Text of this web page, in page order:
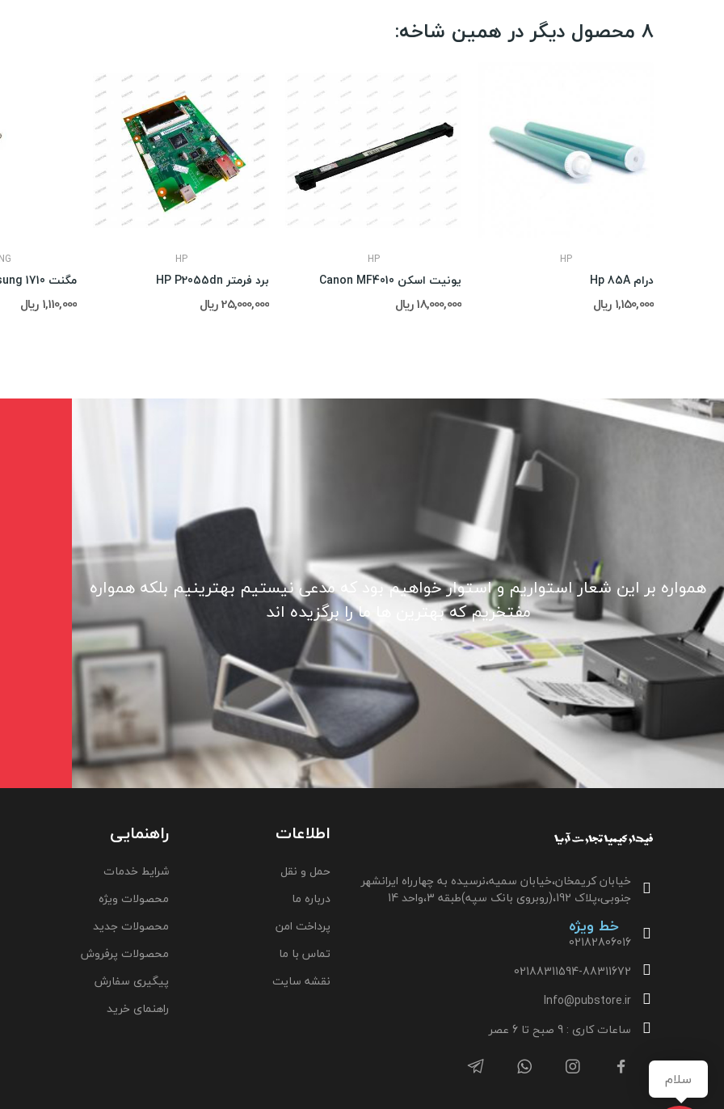
8 محصول دیگر در همین شاخه:
مگنت Samsung 1710
1,110,000 ریال
HP
برد فرمتر HP P2055dn
25,000,000 ریال
HP
یونیت اسکن Canon MF4010
18,000,000 ریال
HP
درام Hp 85A
1,150,000 ریال
همواره بر این شعار استواریم و استوار خواهیم بود که مدعی نیستیم بهترینیم بلکه همواره
مفتخریم که بهترین ها ما را برگزیده اند
خیابان کریمخان،خیابان سمیه،نرسیده به چهارراه ایرانشهر
جنوبی،پلاک 192،(روبروی بانک سپه)طبقه 3،واحد 14
خط ویژه
02182806016
02188311594-88311672
Info@pubstore.ir
ساعات کاری : 9 صبح تا 6 عصر
اطلاعات
حمل و نقل
درباره ما
پرداخت امن
تماس با ما
نقشه سایت
راهنمایی
شرایط خدمات
محصولات ویژه
محصولات جدید
محصولات پرفروش
پیگیری سفارش
راهنمای خرید
سلام